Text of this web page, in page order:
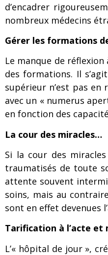
d’encadrer
nombreux médecins
Gérer les formations
Le manque de
des formations. Il
supérieur n’est pas en
avec un « numerus
en fonction des
La cour des miracles…
Si la cour des
traumatisés de toute
attente souvent
soins, mais au
sont en effet devenues
Tarification à l’acte et
L’« hôpital de jour »,